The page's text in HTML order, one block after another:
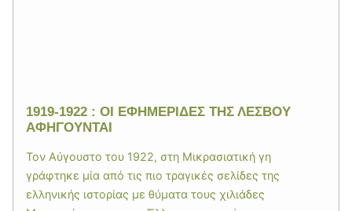
1919-1922 : ΟΙ ΕΦΗΜΕΡΙΔΕΣ ΤΗΣ ΛΕΣΒΟΥ
ΑΦΗΓΟΥΝΤΑΙ
Τον Αύγουστο του 1922, στη Μικρασιατική γη
γράφτηκε μία από τις πιο τραγικές σελίδες της
ελληνικής ιστορίας με θύματα τους χιλιάδες